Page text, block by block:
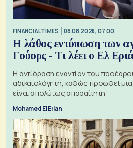
FINANCIAL TIMES 08.08.2026, 07:00
Η λάθος εντύπωση των
Γούορς - Τι λέει ο Ελ
Η αντίδραση εναντίον του
αδικαιολόγητη, καθώς προωθεί
είναι απολύτως απαραίτητη
Mohamed El Erian